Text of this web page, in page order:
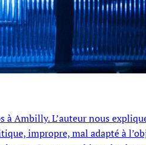
Ambilly. L’auteur nous
impropre, mal adapté à